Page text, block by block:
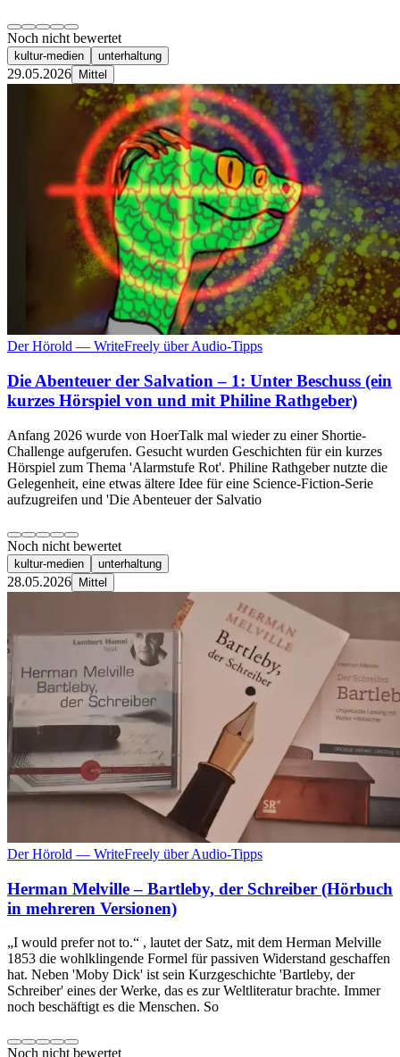
Noch nicht bewertet
kultur-medien unterhaltung
29.05.2026 Mittel
Der Hörold — WriteFreely über Audio-Tipps
Die Abenteuer der Salvation – 1: Unter Beschuss (ein
kurzes Hörspiel von und mit Philine Rathgeber)
Anfang 2026 wurde von HoerTalk mal wieder zu einer Shortie-
Challenge aufgerufen. Gesucht wurden Geschichten für ein kurzes
Hörspiel zum Thema 'Alarmstufe Rot'. Philine Rathgeber nutzte die
Gelegenheit, eine etwas ältere Idee für eine Science-Fiction-Serie
aufzugreifen und 'Die Abenteuer der Salvatio
Noch nicht bewertet
kultur-medien unterhaltung
28.05.2026 Mittel
Der Hörold — WriteFreely über Audio-Tipps
Herman Melville – Bartleby, der Schreiber (Hörbuch
in mehreren Versionen)
„I would prefer not to.“ , lautet der Satz, mit dem Herman Melville
1853 die wohlklingende Formel für passiven Widerstand geschaffen
hat. Neben 'Moby Dick' ist sein Kurzgeschichte 'Bartleby, der
Schreiber' eines der Werke, das es zur Weltliteratur brachte. Immer
noch beschäftigt es die Menschen. So
Noch nicht bewertet